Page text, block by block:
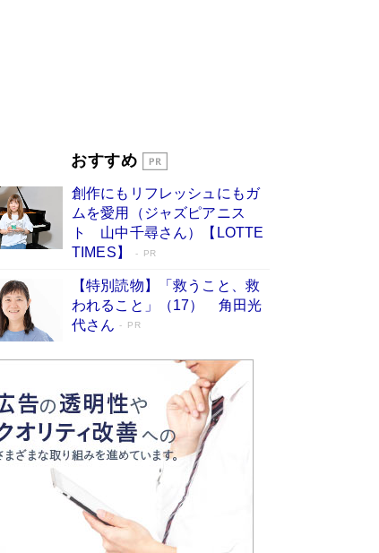
開発への関心を押し上げた18年の物語に幕 特装
Book Bang
近氏、絶賛！ 鎌倉を舞台に、孤独を抱えた
々が新たな一歩を踏み出す連作短篇集『海のほ
とりのプラネット』試し読み
おすすめ
創作にもリフレッシュにもガ
ムを愛用（ジャズピアニス
ト 山中千尋さん）【LOTTE
TIMES】
PR
【特別読物】「救うこと、救
われること」（17） 角田光
代さん
PR